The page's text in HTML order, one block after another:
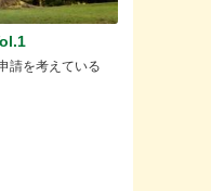
請を考えている